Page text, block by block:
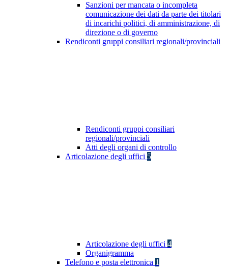
Sanzioni per mancata o incompleta
comunicazione dei dati da parte dei titolari
di incarichi politici, di amministrazione, di
direzione o di governo
Rendiconti gruppi consiliari regionali/provinciali
Rendiconti gruppi consiliari
regionali/provinciali
Atti degli organi di controllo
Articolazione degli uffici 5
Articolazione degli uffici 4
Organigramma
Telefono e posta elettronica 1